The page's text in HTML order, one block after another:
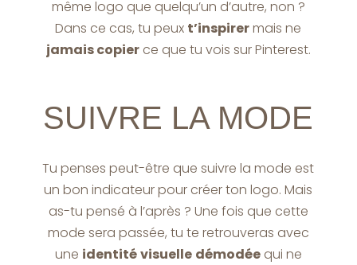
même logo que quelqu’un d’autre, non ?
Dans ce cas, tu peux t’inspirermais ne
jamais copierce que tu vois sur Pinterest.
SUIVRE LA MODE
Tu penses peut-être que suivre la mode est
un bon indicateur pour créer ton logo. Mais
as-tu pensé à l’après ? Une fois que cette
mode sera passée, tu te retrouveras avec
une identitévisuelle démodéequi ne